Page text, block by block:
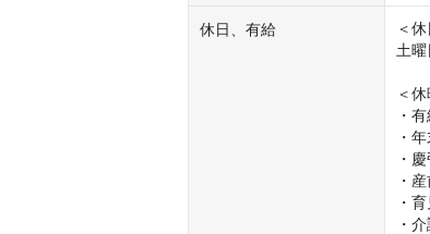
休日、有給
＜
土
＜
・
・
・
・
・
・